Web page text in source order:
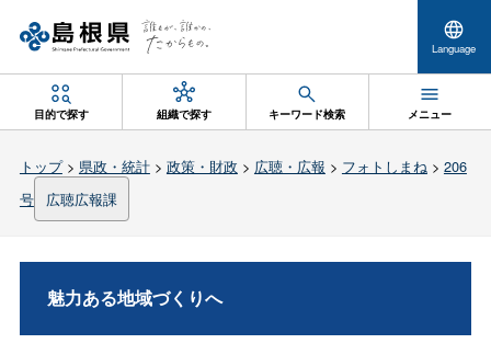
Language
目的で探す 組織で探す キーワード検索 メニュー
トップ> 県政・統計> 政策・財政 > 広聴・広報 > フォトしまね> 206
号
広聴広報課
魅力ある地域づくりへ